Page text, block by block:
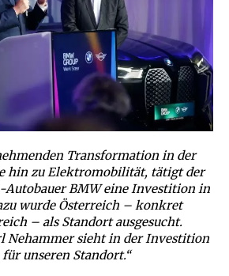
Transformation in der
hin zu Elektromobilität, tätigt der
Autobauer BMW eine Investition in
wurde Österreich – konkret
– als Standort ausgesucht.
Nehammer sieht in derInvestition
unseren Standort.“